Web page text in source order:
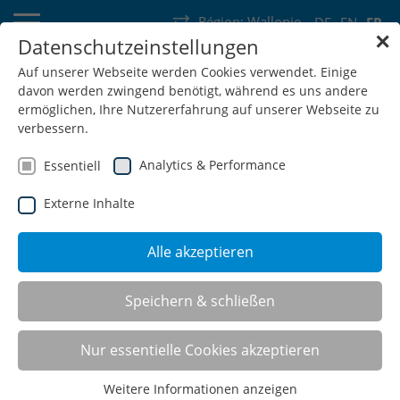
DE EN FR
Région: Wallonie
Allemagne Suisse Autriche Belgique Luxembourg
Pays-Bas Wallonie
SHOP
Systèmes de postes de travail
Solutions pour votre aménagement :
✕
Datenschutzeinstellungen
Auf unserer Webseite werden Cookies verwendet. Einige
davon werden zwingend benötigt, während es uns andere
ermöglichen, Ihre Nutzererfahrung auf unserer Webseite zu
verbessern.
Essentiell Analytics & Performance
Externe Inhalte
Alle akzeptieren
Speichern & schließen
Nur essentielle Cookies akzeptieren
Weitere Informationen anzeigen